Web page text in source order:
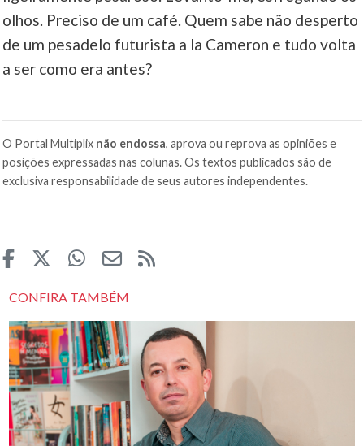
olhos. Preciso de um café. Quem sabe não desperto
de um pesadelo futurista a la Cameron e tudo volta
a ser como era antes?
O Portal Multiplix não endossa, aprova ou reprova as opiniões e
posições expressadas nas colunas. Os textos publicados são de
exclusiva responsabilidade de seus autores independentes.
CONFIRA TAMBÉM